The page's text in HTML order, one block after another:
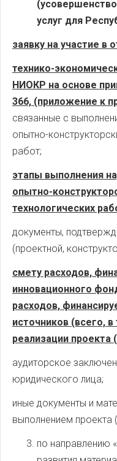
услуг для
заявку на участие в
технико-
НИОКР на основе
366, (приложение к
связанные с
опытно-
работ;
этапы выполнения
опытно-
технологических
документы,
(проектной,
смету расходов,
инновационного
расходов,
источников (всего,
реализации
аудиторское
юридического лица;
иные документы и
выполнением проекта
по направлению